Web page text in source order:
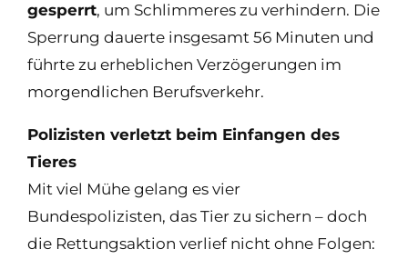
gesperrt, um Schlimmeres zu verhindern. Die
Sperrung dauerte insgesamt 56 Minuten und
führte zu erheblichen Verzögerungen im
morgendlichen Berufsverkehr.
Polizisten verletzt beim Einfangen des
Tieres
Mit viel Mühe gelang es vier
Bundespolizisten, das Tier zu sichern – doch
die Rettungsaktion verlief nicht ohne Folgen: